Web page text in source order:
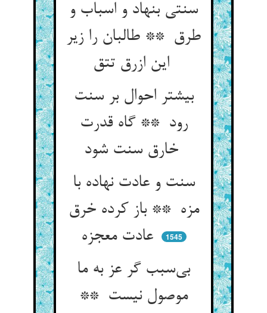
سنتی بنهاد و اسباب و
طرق ** طالبان را زیر
بیشتر احوال بر سنت
رود ** گاه قدرت
سنت و عادت نهاده با
مزه ** باز کرده خرق
عادت معجزه
1545
بی‌سبب گر عز به ما
موصول نیست **